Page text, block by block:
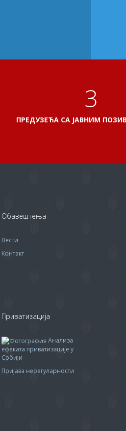
3
ПРЕДУЗЕЋА СА ЈАВНИМ
Обавештења
Вести
Контакт
Приватизација
Анализа
ефеката приватизације у
Србији
Пријава нерегуларности